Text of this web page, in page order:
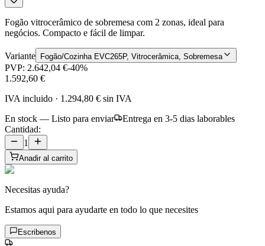
Fogão vitrocerâmico de sobremesa com 2 zonas, ideal para
negócios. Compacto e fácil de limpar.
Variante Fogão/Cozinha EVC265P, Vitrocerâmica, Sobremesa
PVP: 2.642,04 €-40%
1.592,60 €
IVA incluido · 1.294,80 € sin IVA
En stock — Listo para enviar
Entrega en 3-5 dias laborables
Cantidad:
1
Anadir al carrito
Necesitas ayuda?
Estamos aqui para ayudarte en todo lo que necesites
Escribenos